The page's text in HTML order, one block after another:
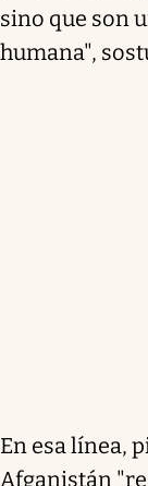
sino que son
humana",
En esa línea,
Afganistán